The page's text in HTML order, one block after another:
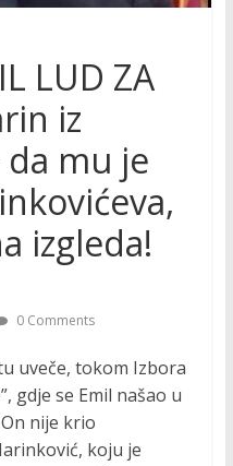
LUD ZA
iz
da mu je
izgleda!
0 Comments
uveče, tokom Izbora
gdje se Emil našao u
nije krio
koju je